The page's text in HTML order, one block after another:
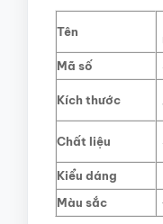
Tên
Mã số
Kích thước
Chất liệu
Kiểu dáng
Màu sắc